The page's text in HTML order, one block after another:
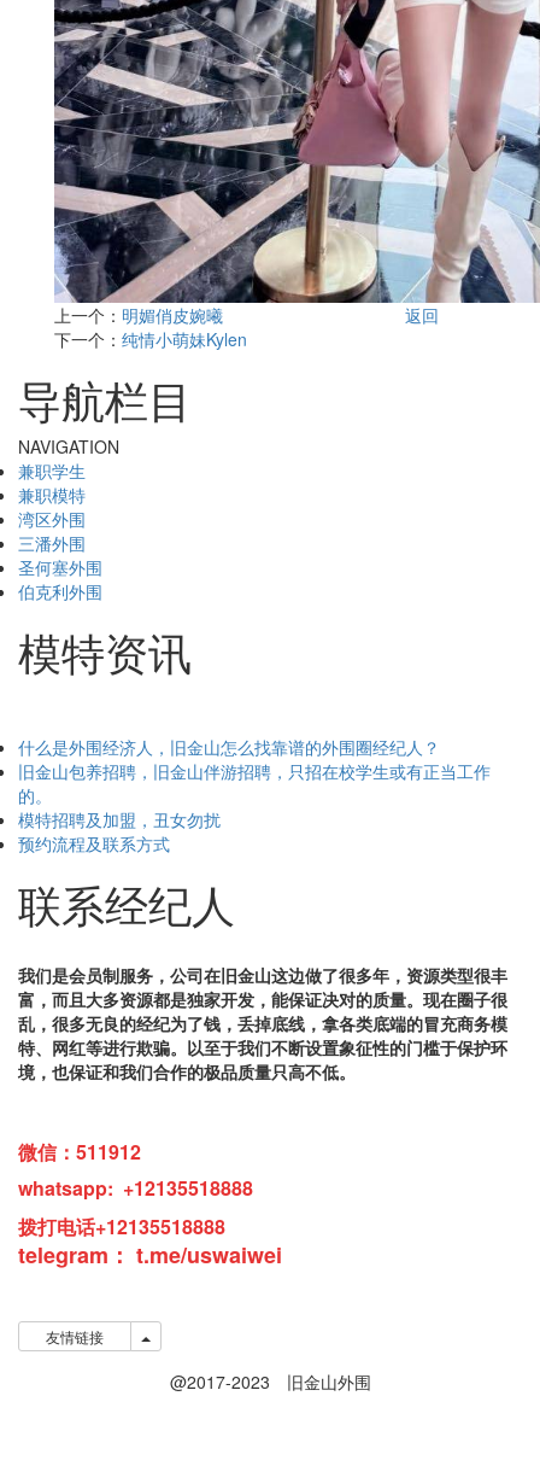
上一个： 明媚俏皮婉曦
下一个： 纯情小萌妹Kylen
返回
导航栏目
NAVIGATION
兼职学生
兼职模特
湾区外围
三潘外围
圣何塞外围
伯克利外围
模特资讯
什么是外围经济人，旧金山怎么找靠谱的外围圈经纪人？
旧金山包养招聘，旧金山伴游招聘，只招在校学生或有正当工作
的。
模特招聘及加盟，丑女勿扰
预约流程及联系方式
联系经纪人
我们是会员制服务，公司在旧金山这边做了很多年，资源类型很丰
富，而且大多资源都是独家开发，能保证决对的质量。现在圈子很
乱，很多无良的经纪为了钱，丢掉底线，拿各类底端的冒充商务模
特、网红等进行欺骗。以至于我们不断设置象征性的门槛于保护环
境，也保证和我们合作的极品质量只高不低。
微信：511912
whatsapp: +12135518888
拨打电话+12135518888
telegram： t.me/uswaiwei
友情链接
@2017-2023 旧金山外围